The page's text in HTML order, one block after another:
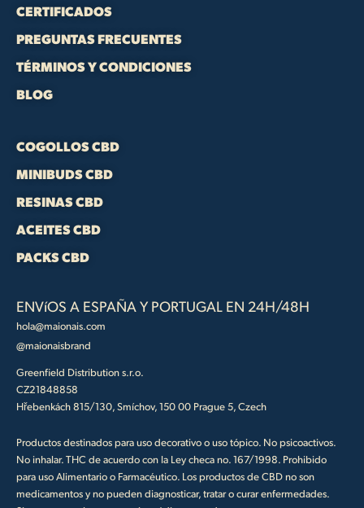
CERTIFICADOS
PREGUNTAS FRECUENTES
TÉRMINOS Y CONDICIONES
BLOG
COGOLLOS CBD
MINIBUDS CBD
RESINAS CBD
ACEITES CBD
PACKS CBD
ENVíOS A ESPAÑA Y PORTUGAL EN 24H/48H
hola@maionais.com
@maionaisbrand
Greenfield Distribution s.r.o.
CZ21848858
Hřebenkách 815/130, Smíchov, 150 00 Prague 5, Czech
Productos destinados para uso decorativo o uso tópico. No psicoactivos.
No inhalar. THC de acuerdo con la Ley checa no. 167/1998. Prohibido
para uso Alimentario o Farmacéutico. Los productos de CBD no son
medicamentos y no pueden diagnosticar, tratar o curar enfermedades.